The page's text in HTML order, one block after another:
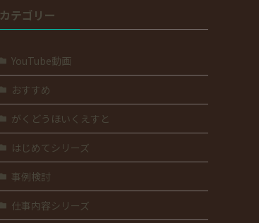
カテゴリー
YouTube動画
おすすめ
がくどうほいくえすと
はじめてシリーズ
事例検討
仕事内容シリーズ